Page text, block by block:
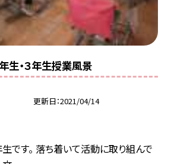
生・３年生授業風景
更新日 2021/04/14
です。 落ち着いて活動に取り組んで